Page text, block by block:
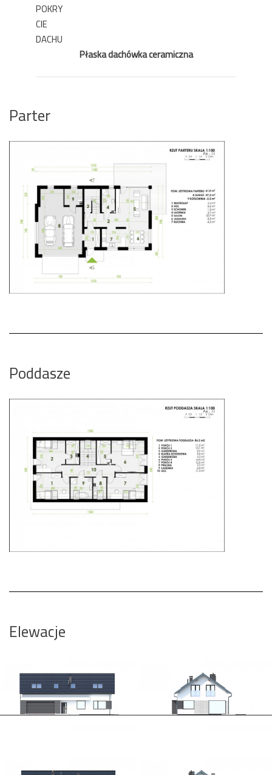
POKRY
CIE
DACHU
Płaska dachówka ceramiczna
Parter
Poddasze
Elewacje